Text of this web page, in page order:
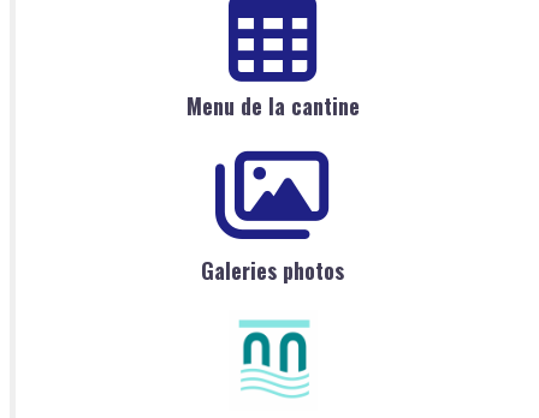
Menu de la cantine
Galeries photos